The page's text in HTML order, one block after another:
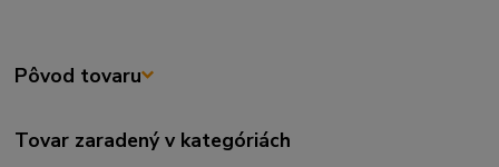
Pôvod tovaru
Tovar zaradený v kategóriách